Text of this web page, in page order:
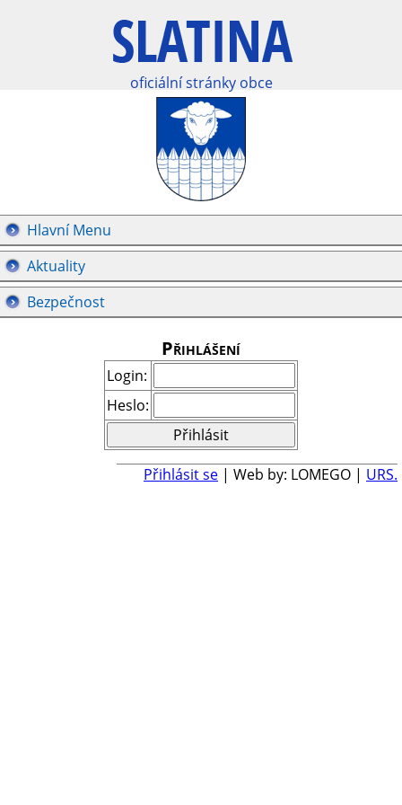
oficiální stránky obce
Hlavní Menu
Aktuality
Bezpečnost
Přihlášení
Login:
Heslo:
Přihlásit se | Web by: LOMEGO | URS.